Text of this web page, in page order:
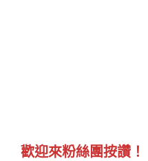
歡迎來粉絲團按讚！